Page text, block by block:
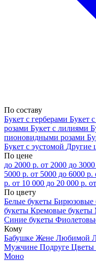
По составу
Букет с герберами Букет
розами Букет с лилиями
пионовидными розами
Букет с эустомой Другие
По цене
до 2000 р. от 2000 до
5000 р. от 5000 до 6000 р.
р. от 10 000 до 20 000 р.
По цвету
Белые букеты Бирюзовые
букеты Кремовые букеты
Синие букеты
Кому
Бабушке Жене Любимой
Мужчине Подруге Цветы
Моно